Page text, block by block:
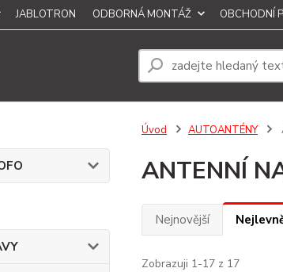
JABLOTRON ODBORNÁ MONTÁŽ OBCHODNÍ
Úvod AUTOANTÉNY
ANTENNÍ
Nejnovější
Zobrazuji 1-17 z 17